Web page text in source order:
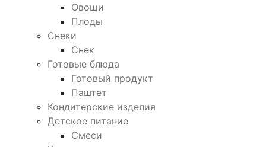
Овощи
Плоды
Снеки
Снек
Готовые блюда
Готовый продукт
Паштет
Кондитерские изделия
Детское питание
Смеси